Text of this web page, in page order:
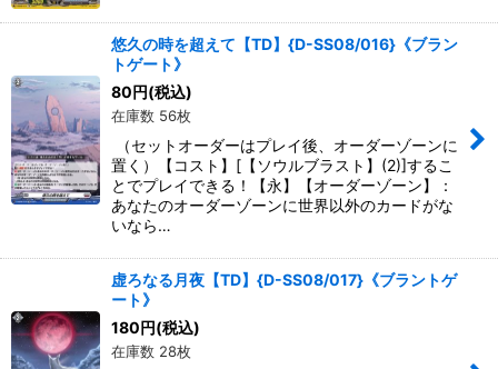
悠久の時を超えて【TD】{D-SS08/016}《ブラン
トゲート》
80円(税込)
在庫数 56枚
（セットオーダーはプレイ後、オーダーゾーンに
置く）【コスト】[【ソウルブラスト】(2)]するこ
とでプレイできる！【永】【オーダーゾーン】：
あなたのオーダーゾーンに世界以外のカードがな
いなら…
虚ろなる月夜【TD】{D-SS08/017}《ブラントゲ
ート》
180円(税込)
在庫数 28枚